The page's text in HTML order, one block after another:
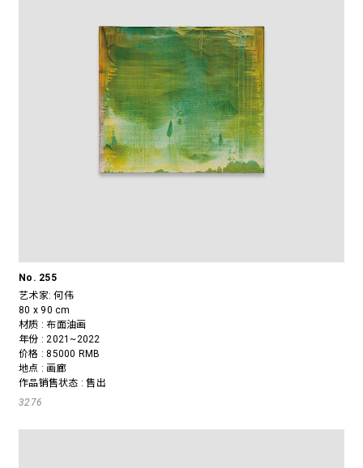
No. 255
艺术家:何伟
80 x 90 cm
材质 : 布面油画
年份 : 2021~2022
价格 : 85000 RMB
地点 : 画廊
作品销售状态 : 售出
3276